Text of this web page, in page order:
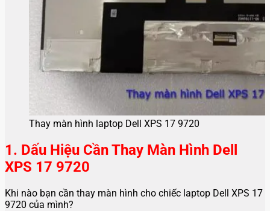
Thay màn hình laptop Dell XPS 17 9720
1. Dấu Hiệu Cần Thay Màn Hình Dell
XPS 17 9720
Khi nào bạn cần thay màn hình cho chiếc laptop Dell XPS 17
9720 của mình?